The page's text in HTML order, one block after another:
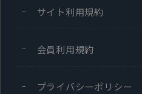
サイト利用規約
会員利用規約
プライバシーポリシー